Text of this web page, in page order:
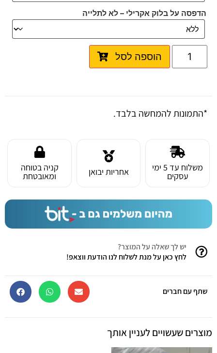
הדפסה על בלוק אקרילי – לא לתלייה
הוספה לסל
*התמונות להמחשה בלבד.
משלוח עד 5 ימי
עסקים אחריות יבואן קניה בטוחה
ומאובטחת
יש לך שאלה על המוצר?
לחץ כאן על מנת לשלוח לנו הודעת ווצאפ!
שתף עם חברים
מוצרים שעשויים לעניין אותך